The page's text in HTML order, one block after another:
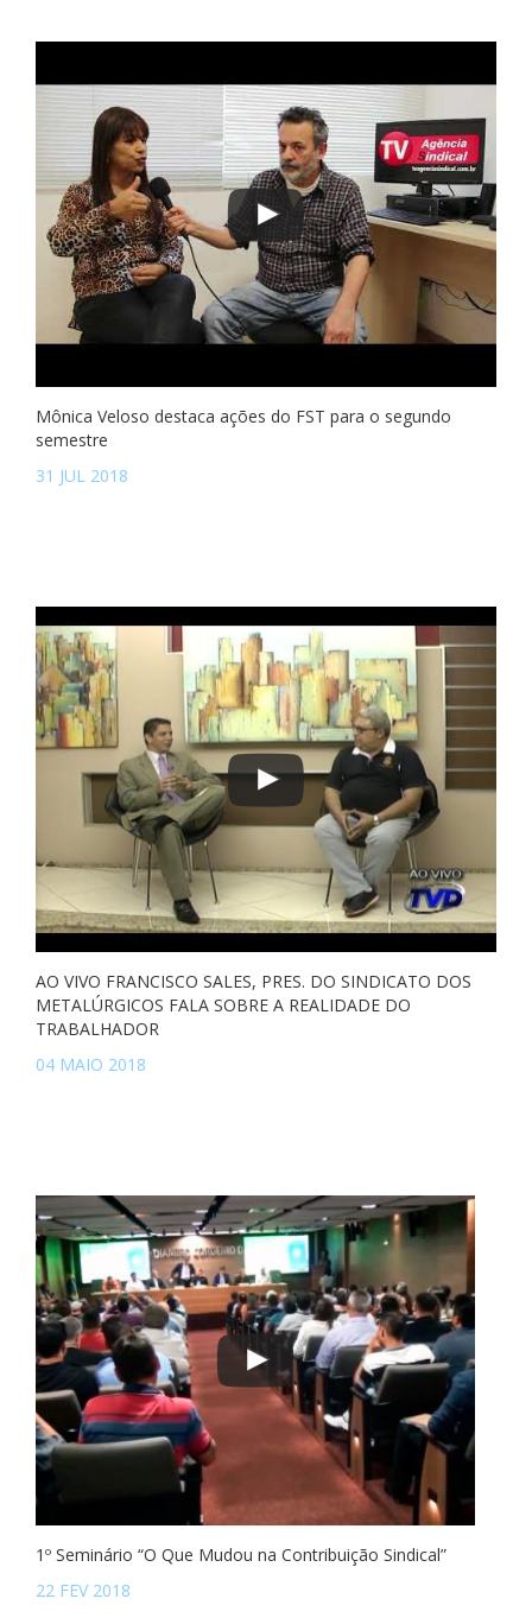
Mônica Veloso destaca ações do FST para o segundo
semestre
31 JUL 2018
AO VIVO FRANCISCO SALES, PRES. DO SINDICATO DOS
METALÚRGICOS FALA SOBRE A REALIDADE DO
TRABALHADOR
04 MAIO 2018
1º Seminário “O Que Mudou na Contribuição Sindical”
22 FEV 2018